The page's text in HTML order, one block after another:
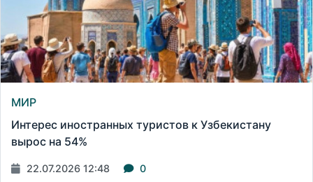
МИР
Интерес иностранных туристов к Узбекистану
вырос на 54%
22.07.2026 12:48 0